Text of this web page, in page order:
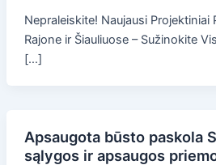
Nepraleiskite! Naujausi Projektiniai
Rajone ir Šiauliuose – Sužinokite
[…]
Apsaugota būsto paskola
sąlygos ir apsaugos